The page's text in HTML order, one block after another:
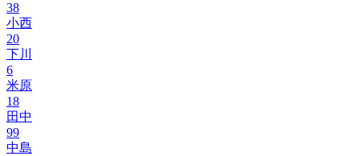
38
小西
20
下川
6
米原
18
田中
99
中島